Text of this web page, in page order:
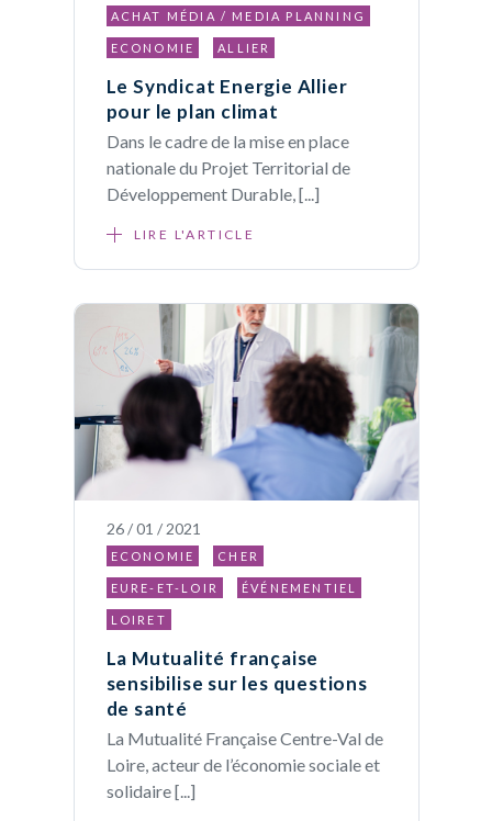
ACHAT MÉDIA / MEDIA PLANNING
ECONOMIE ALLIER
Le Syndicat Energie Allier
pour le plan climat
Dans le cadre de la mise en place
nationale du Projet Territorial de
Développement Durable, [...]
LIRE L'ARTICLE
26 / 01 / 2021
ECONOMIE CHER
EURE-ET-LOIR ÉVÉNEMENTIEL
LOIRET
La Mutualité française
sensibilise sur les questions
de santé
La Mutualité Française Centre-Val de
Loire, acteur de l’économie sociale et
solidaire [...]